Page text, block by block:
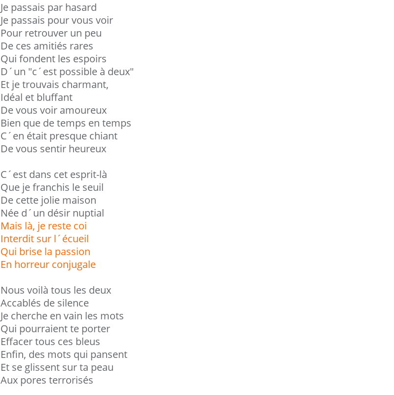
Je passais par hasard
Je passais pour vous voir
Pour retrouver un peu
De ces amitiés rares
Qui fondent les espoirs
D´un "c´est possible à deux"
Et je trouvais charmant,
Idéal et bluffant
De vous voir amoureux
Bien que de temps en temps
C´en était presque chiant
De vous sentir heureux
C´est dans cet esprit-là
Que je franchis le seuil
De cette jolie maison
Née d´un désir nuptial
Mais là, je reste coi
Interdit sur l´écueil
Qui brise la passion
En horreur conjugale
Nous voilà tous les deux
Accablés de silence
Je cherche en vain les mots
Qui pourraient te porter
Effacer tous ces bleus
Enfin, des mots qui pansent
Et se glissent sur ta peau
Aux pores terrorisés